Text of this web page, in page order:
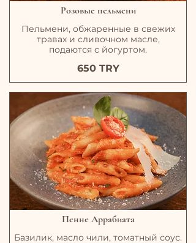
Розовые пельмени
Пельмени, обжаренные в свежих
травах и сливочном масле,
подаются с йогуртом.
650 TRY
Пенне Аррабиата
Базилик, масло чили, томатный соус.